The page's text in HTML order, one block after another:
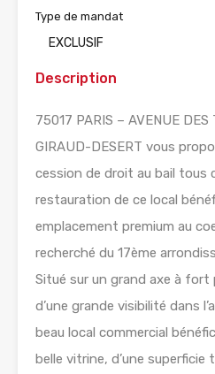
Type de mandat
EXCLUSIF
Description
75017 PARIS – AVENUE
GIRAUD-DESERT vous
cession de droit au bail tous
restauration de ce local
emplacement premium au
recherché du 17ème
Situé sur un grand axe à
d’une grande visibilité dans
beau local commercial
belle vitrine, d’une superficie